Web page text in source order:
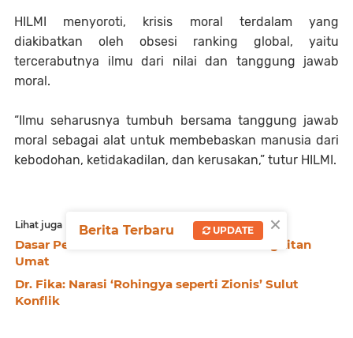
HILMI menyoroti, krisis moral terdalam yang
diakibatkan oleh obsesi ranking global, yaitu
tercerabutnya ilmu dari nilai dan tanggung jawab
moral.
“Ilmu seharusnya tumbuh bersama tanggung jawab
moral sebagai alat untuk membebaskan manusia dari
kebodohan, ketidakadilan, dan kerusakan,” tutur HILMI.
Lihat juga
Dasar Pemikiran Menentukan Arah Kebangkitan
Umat
Dr. Fika: Narasi ‘Rohingya seperti Zionis’ Sulut
Konflik
×
Berita Terbaru UPDATE